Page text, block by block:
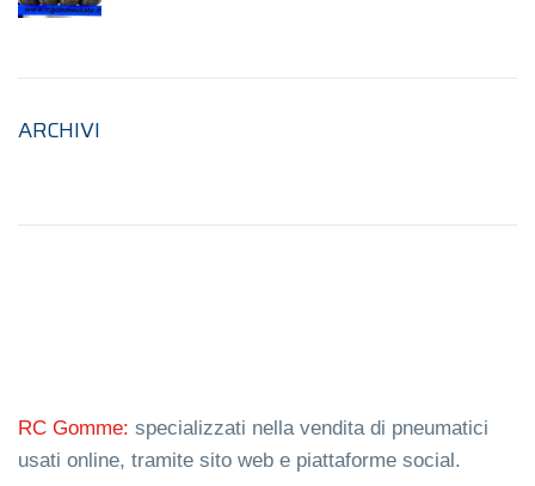
ARCHIVI
RC Gomme: specializzati nella vendita di pneumatici
usati online, tramite sito web e piattaforme social.